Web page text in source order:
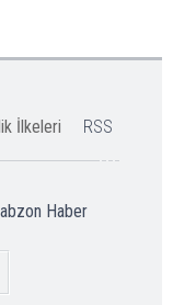
İlkeleri RSS
Haber